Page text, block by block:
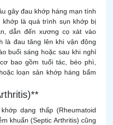
gây đau khớp háng mạn tính
là quá trình sụn khớp bị
dẫn đến xương cọ xát vào
là đau tăng lên khi vận động
buổi sáng hoặc sau khi nghỉ
bao gồm tuổi tác, béo phì,
loạn sản khớp háng bẩm
dạng thấp (Rheumatoid
khuẩn (Septic Arthritis) cũng